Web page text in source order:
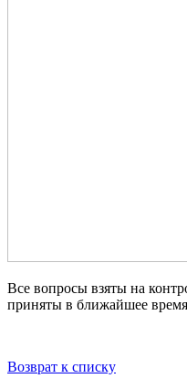
Все вопросы взяты на
приняты в ближайшее
Возврат к списку